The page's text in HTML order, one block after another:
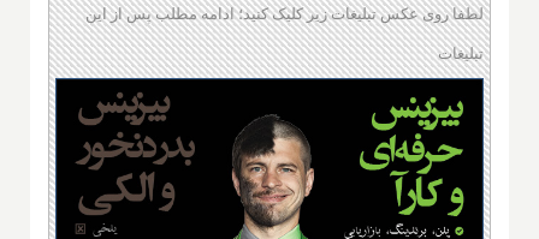
لطفا روی عکس تبلیغات زیر کلیک کنید؛ ادامه مطلب پس از این
تبلیغات